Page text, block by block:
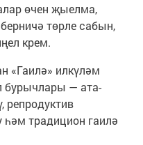
өчен җыелма,
төрле сабын,
крем.
«Гаилә» илкүләм
бурычлары — ата-
репродуктив
традицион гаилә